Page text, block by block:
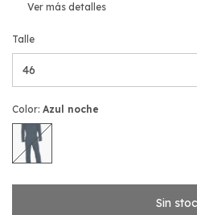
Ver más detalles
Talle
Color: Azul noche